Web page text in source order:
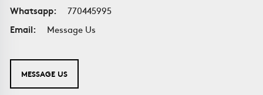
Whatsapp:
770445995
Email:
Message Us
MESSAGE US